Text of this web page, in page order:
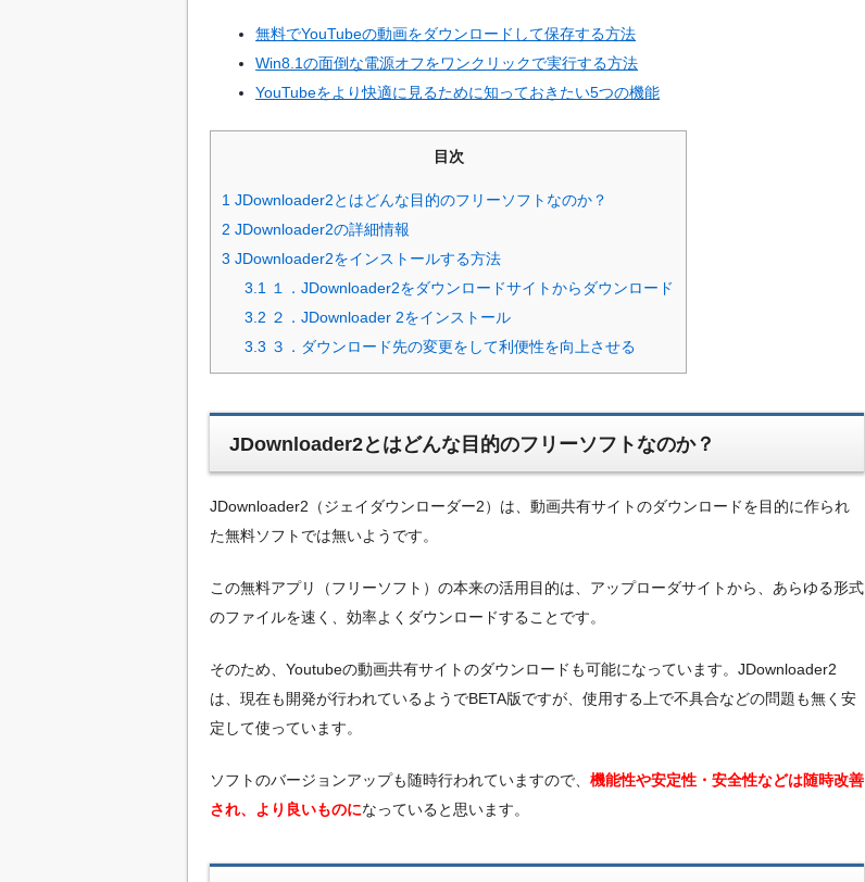
無料でYouTubeの動画をダウンロードして保存する方法
Win8.1の面倒な電源オフをワンクリックで実行する方法
YouTubeをより快適に見るために知っておきたい5つの機能
目次
1 JDownloader2とはどんな目的のフリーソフトなのか？
2 JDownloader2の詳細情報
3 JDownloader2をインストールする方法
3.1 １．JDownloader2をダウンロードサイトからダウンロード
3.2 ２．JDownloader 2をインストール
3.3 ３．ダウンロード先の変更をして利便性を向上させる
JDownloader2とはどんな目的のフリーソフトなのか？
JDownloader2（ジェイダウンローダー2）は、動画共有サイトのダウンロードを目的に作られ
た無料ソフトでは無いようです。
この無料アプリ（フリーソフト）の本来の活用目的は、アップローダサイトから、あらゆる形式
のファイルを速く、効率よくダウンロードすることです。
そのため、Youtubeの動画共有サイトのダウンロードも可能になっています。JDownloader2
は、現在も開発が行われているようでBETA版ですが、使用する上で不具合などの問題も無く安
定して使っています。
ソフトのバージョンアップも随時行われていますので、 機能性や安定性・安全性などは随時改善
され、より良いものになっていると思います。